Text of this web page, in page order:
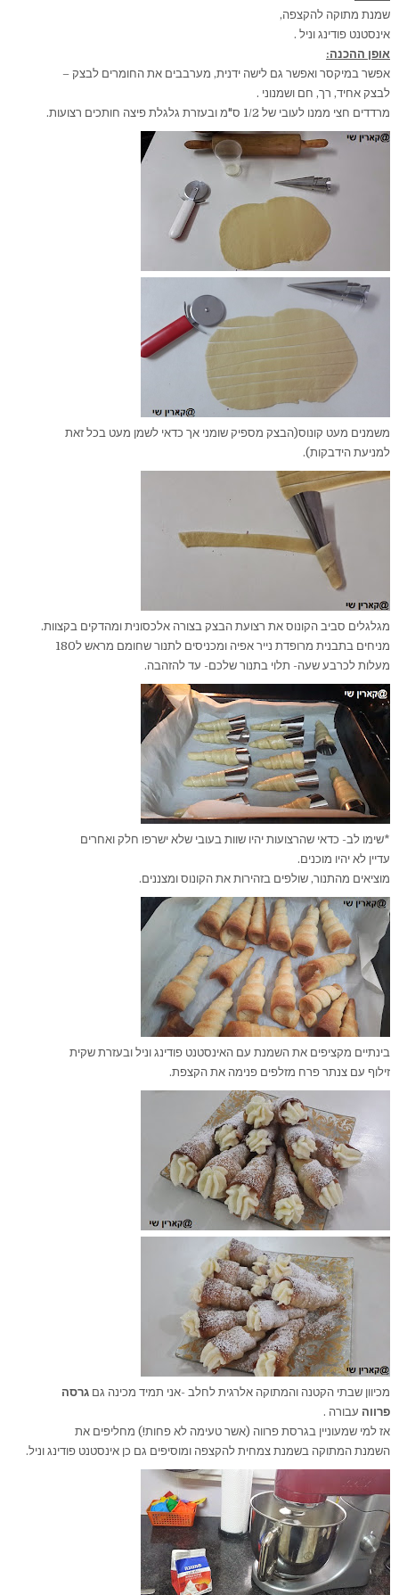
שמנת מתוקה להקצפה,
אינסטנט פודינג וניל .
אופן ההכנה:
אפשר במיקסר ואפשר גם לישה ידנית, מערבבים את החומרים לבצק –
לבצק אחיד, רך, חם ושמנוני .
מרדדים חצי ממנו לעובי של 1/2 ס"מ ובעזרת גלגלת פיצה חותכים רצועות.
משמנים מעט קונוס(הבצק מספיק שומני אך כדאי לשמן מעט בכל זאת
למניעת הידבקות).
מגלגלים סביב הקונוס את רצועת הבצק בצורה אלכסונית ומהדקים בקצוות.
מניחים בתבנית מרופדת נייר אפיה ומכניסים לתנור שחומם מראש ל180
מעלות לכרבע שעה- תלוי בתנור שלכם- עד להזהבה.
*שימו לב- כדאי שהרצועות יהיו שוות בעובי שלא ישרפו חלק ואחרים
עדיין לא יהיו מוכנים.
מוציאים מהתנור, שולפים בזהירות את הקונוס ומצננים.
בינתיים מקציפים את השמנת עם האינסטנט פודינג וניל ובעזרת שקית
זילוף עם צנתר פרח מזלפים פנימה את הקצפת.
מכיוון שבתי הקטנה והמתוקה אלרגית לחלב -אני תמיד מכינה גם גרסה
פרווה עבורה .
אז למי שמעוניין בגרסת פרווה (אשר טעימה לא פחות!) מחליפים את
השמנת המתוקה בשמנת צמחית להקצפה ומוסיפים גם כן אינסטנט פודינג וניל.